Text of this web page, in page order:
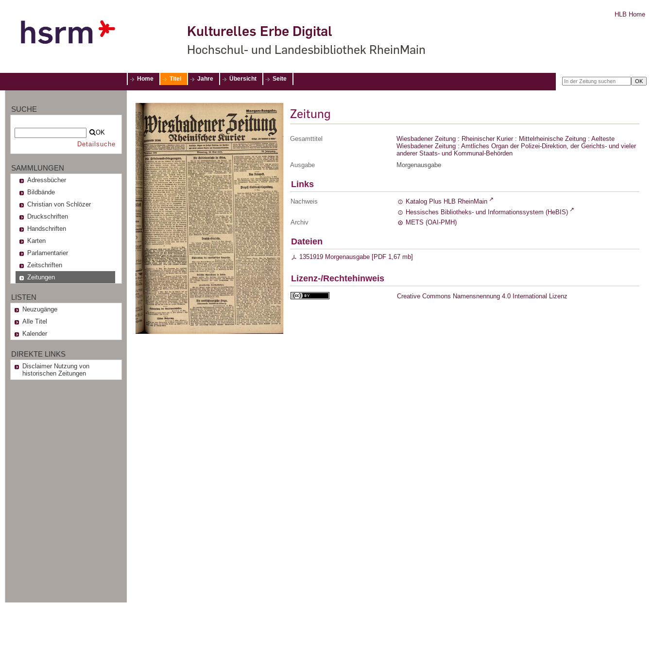
Kulturelles Erbe Digital
Hochschul- und Landesbibliothek RheinMain
HLB Home
Home Titel Jahre Übersicht Seite
SUCHE
OK
Detailsuche
SAMMLUNGEN
Adressbücher
Bildbände
Christian von Schlözer
Druckschriften
Handschriften
Karten
Parlamentarier
Zeitschriften
Zeitungen
LISTEN
Neuzugänge
Alle Titel
Kalender
DIREKTE LINKS
Disclaimer Nutzung von
historischen Zeitungen
Zeitung
Gesamttitel
Wiesbadener Zeitung : Rheinischer Kurier : Mittelrheinische Zeitung : Aelteste
Wiesbadener Zeitung : Amtliches Organ der Polizei-Direktion, der Gerichts- und vieler
anderer Staats- und Kommunal-Behörden
Ausgabe
Morgenausgabe
Links
Nachweis
Katalog Plus HLB RheinMain
Hessisches Bibliotheks- und Informationssystem (HeBIS)
Archiv
METS (OAI-PMH)
Dateien
1351919 Morgenausgabe [PDF 1,67 mb]
Lizenz-/Rechtehinweis
Creative Commons Namensnennung 4.0 International Lizenz